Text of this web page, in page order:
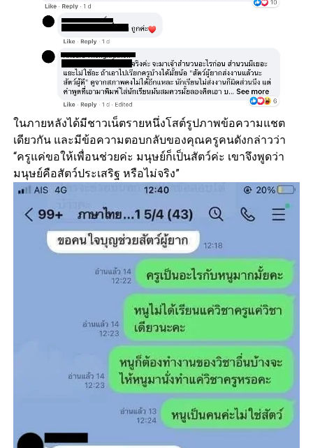
ในภายหลังได้มีชาวเน็ตรายหนึ่งโสต์รูปภาพข้อความแชต
เดียวกัน และมีข้อความตอบกลับของคุณครูคนดังกล่าวว่า
“ครูแค่ขอให้เพื่อนช่วยค่ะ มนุษย์ก็เป็นสัตว์ค่ะ เขาจึงพูดว่า
มนุษย์คือสัตว์ประเสริฐ หรือไม่จริง”